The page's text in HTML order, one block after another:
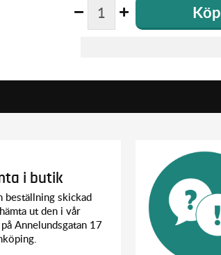
Köp
i butik
beställning skickad
ut den i vår
Annelundsgatan 17